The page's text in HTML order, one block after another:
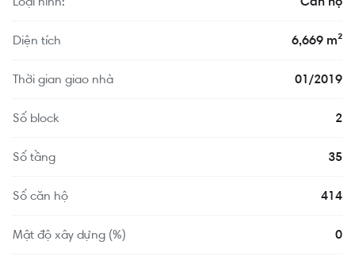
Diện tích 6,669 m²
Thời gian giao nhà 01/2019
Số block 2
Số tầng 35
Số căn hộ 414
Mật độ xây dựng (%) 0